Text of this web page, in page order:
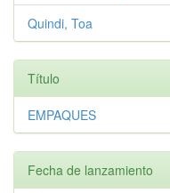
Quindi, Toa
Título
EMPAQUES
Fecha de lanzamiento